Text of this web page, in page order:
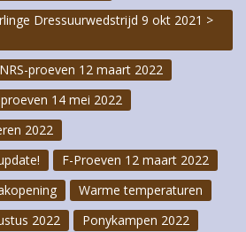
Dressuurwedstrijd 9 okt 2021 >
proeven 12 maart 2022
proeven 14 mei 2022
2022
F-Proeven 12 maart 2022
Warme temperaturen
2022
Ponykampen 2022